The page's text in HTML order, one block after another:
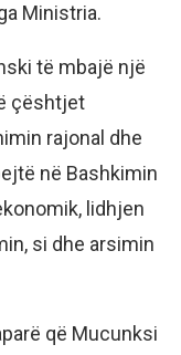
Ministria.
të mbajë një
çështjet
rajonal dhe
në Bashkimin
lidhjen
si dhe arsimin
që Mucunksi